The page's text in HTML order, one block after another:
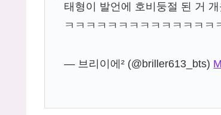
태형이 발언에 호비둥절 된 거
ㅋㅋㅋㅋㅋㅋㅋㅋㅋㅋㅋㅋㅋㅋ
— 브리이에² (@briller613_bts)